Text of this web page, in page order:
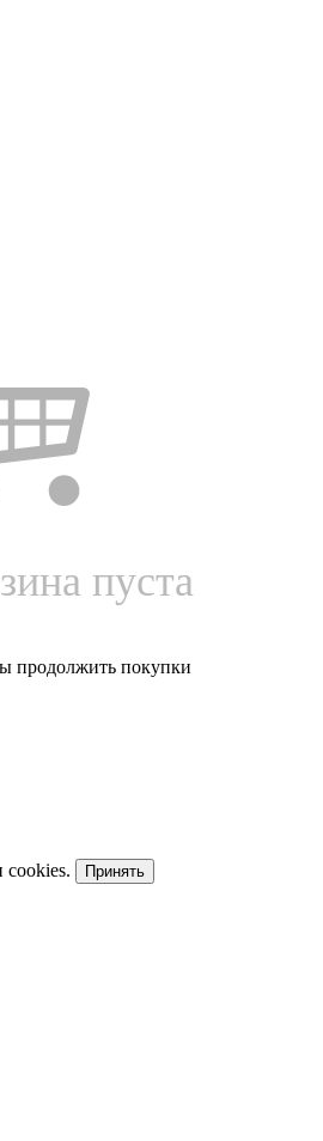
пуста
продолжить покупки
cookies. Принять